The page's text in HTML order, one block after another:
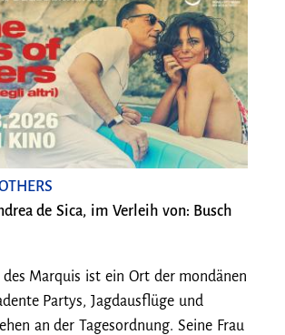
de Sica, im Verleih von: Busch
des Marquis ist ein Ort der mondänen
Partys, Jagdausflüge und
an der Tagesordnung. Seine Frau